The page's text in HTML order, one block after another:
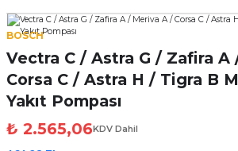
BOSCH
Vectra C / Astra G / Zafira A
Corsa C / Astra H / Tigra B
Yakıt Pompası
₺ 2.565,06KDV Dahil